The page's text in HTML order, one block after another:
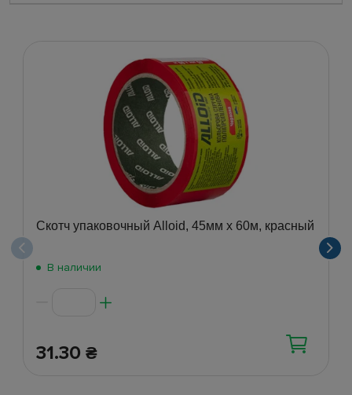
Скотч упаковочный Alloid, 45мм х 60м, красный
В наличии
31.30 ₴